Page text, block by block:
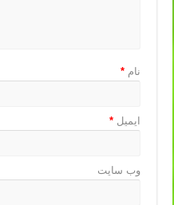
نام*
ایمیل*
وب‌ سایت